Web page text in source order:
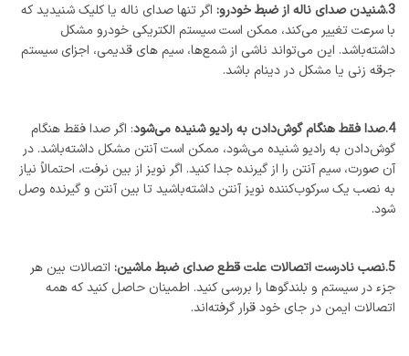
3.شنیدن صدای ناله از ضبط خودرو:
اگر تنها صدای ناله یا کلیک شنیدید که
با سرعت تغییر می‌کند، ممکن است سیستم الکتریکی خودرو مشکل
داشته‌باشد. این می‌تواند ناشی از شمع‌ها، سیم های قدیمی، اجزای سیستم
جرقه زنی یا مشکل در دینام باشد.
4.صدا فقط هنگام گوش‌دادن به رادیو شنیده می‌شود
: اگر صدا فقط هنگام
گوش‌دادن به رادیو شنیده می‌شود، ممکن است آنتن مشکل داشته‌باشد. در
آن صورت، سیم آنتن را از گیرنده جدا کنید. اگر نویز از بین نرفت، احتمالاً نیاز
به نصب یک سرکوب‌کننده نویز آنتن داشته‌باشید تا بین آنتن و گیرنده وصل
شود.
5.نصب نادرست اتصالات علت قطع صدای ضبط ماشین:
اتصالات بین هر
جزء در سیستم و بلندگوها را بررسی کنید. اطمینان حاصل کنید که همه
اتصالات ایمن در جای خود قرار گرفته‌اند.